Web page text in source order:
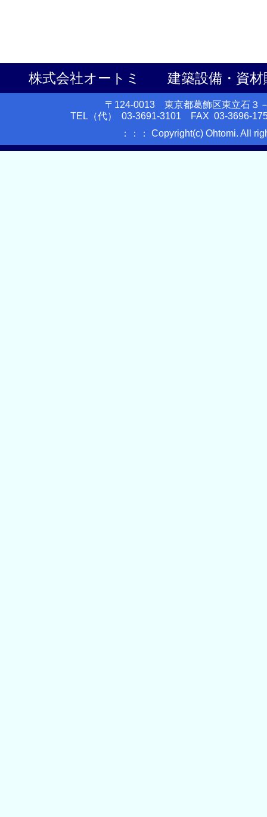
株式会社オートミ 建築設備・資材
〒124-0013 東京都葛飾区東立石３
TEL（代） 03-3691-3101 FAX 03-3696-
：：： Copyright(c) Ohtomi. All